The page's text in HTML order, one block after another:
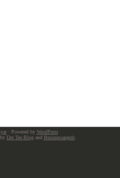
· Powered by WordPress
Der Tee Blog and Businessangels